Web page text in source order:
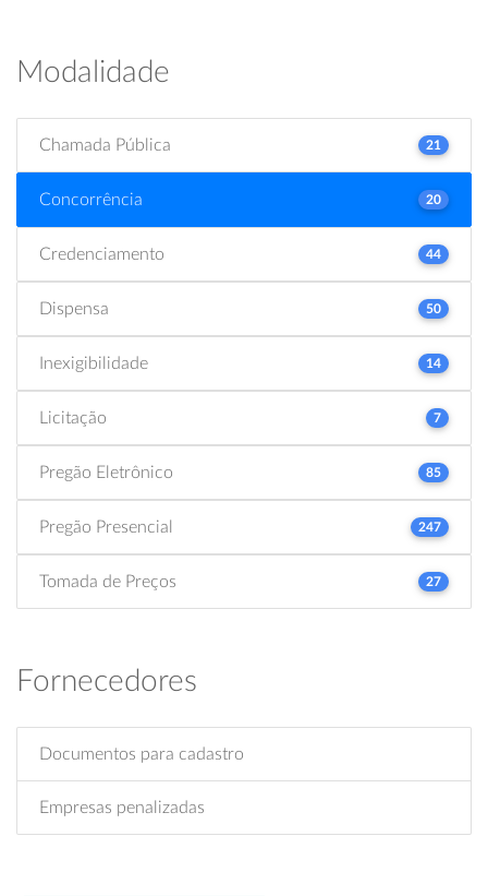
Modalidade
Chamada Pública 21
Concorrência 20
Credenciamento 44
Dispensa 50
Inexigibilidade 14
Licitação 7
Pregão Eletrônico 85
Pregão Presencial 247
Tomada de Preços 27
Fornecedores
Documentos para cadastro
Empresas penalizadas